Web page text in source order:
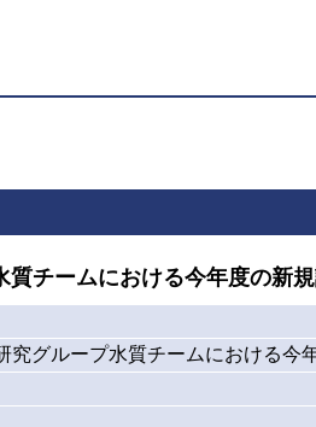
チームにおける今年度の新
グループ水質チームにおける今